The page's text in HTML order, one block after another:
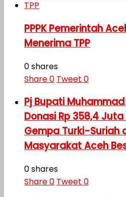
PPPK Pemerintah
Menerima TPP
0 shares
Share0 Tweet 0
Pj Bupati
Donasi Rp 358,4
Gempa Turki-Suriah
Masyarakat Aceh
0 shares
Share0 Tweet 0